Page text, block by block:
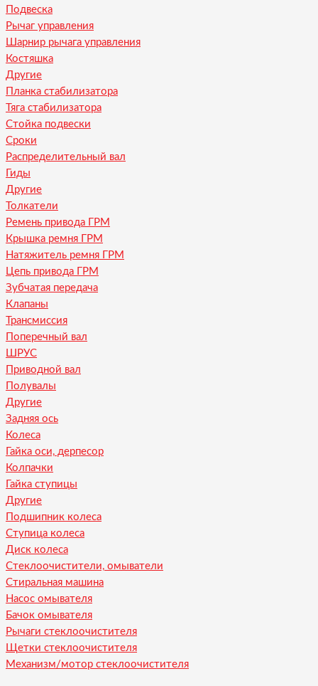
Подвеска
Рычаг управления
Шарнир рычага управления
Костяшка
Другие
Планка стабилизатора
Тяга стабилизатора
Стойка подвески
Сроки
Распределительный вал
Гиды
Другие
Толкатели
Ремень привода ГРМ
Крышка ремня ГРМ
Натяжитель ремня ГРМ
Цепь привода ГРМ
Зубчатая передача
Клапаны
Трансмиссия
Поперечный вал
ШРУС
Приводной вал
Полувалы
Другие
Задняя ось
Колеса
Гайка оси, дерпесор
Колпачки
Гайка ступицы
Другие
Подшипник колеса
Ступица колеса
Диск колеса
Стеклоочистители, омыватели
Стиральная машина
Насос омывателя
Бачок омывателя
Рычаги стеклоочистителя
Щетки стеклоочистителя
Механизм/мотор стеклоочистителя